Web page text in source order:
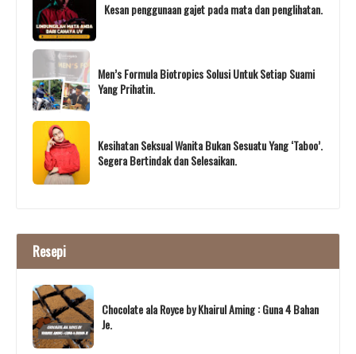
Kesan penggunaan gajet pada mata dan penglihatan.
Men’s Formula Biotropics Solusi Untuk Setiap Suami
Yang Prihatin.
Kesihatan Seksual Wanita Bukan Sesuatu Yang ‘Taboo’.
Segera Bertindak dan Selesaikan.
Resepi
Chocolate ala Royce by Khairul Aming : Guna 4 Bahan
Je.